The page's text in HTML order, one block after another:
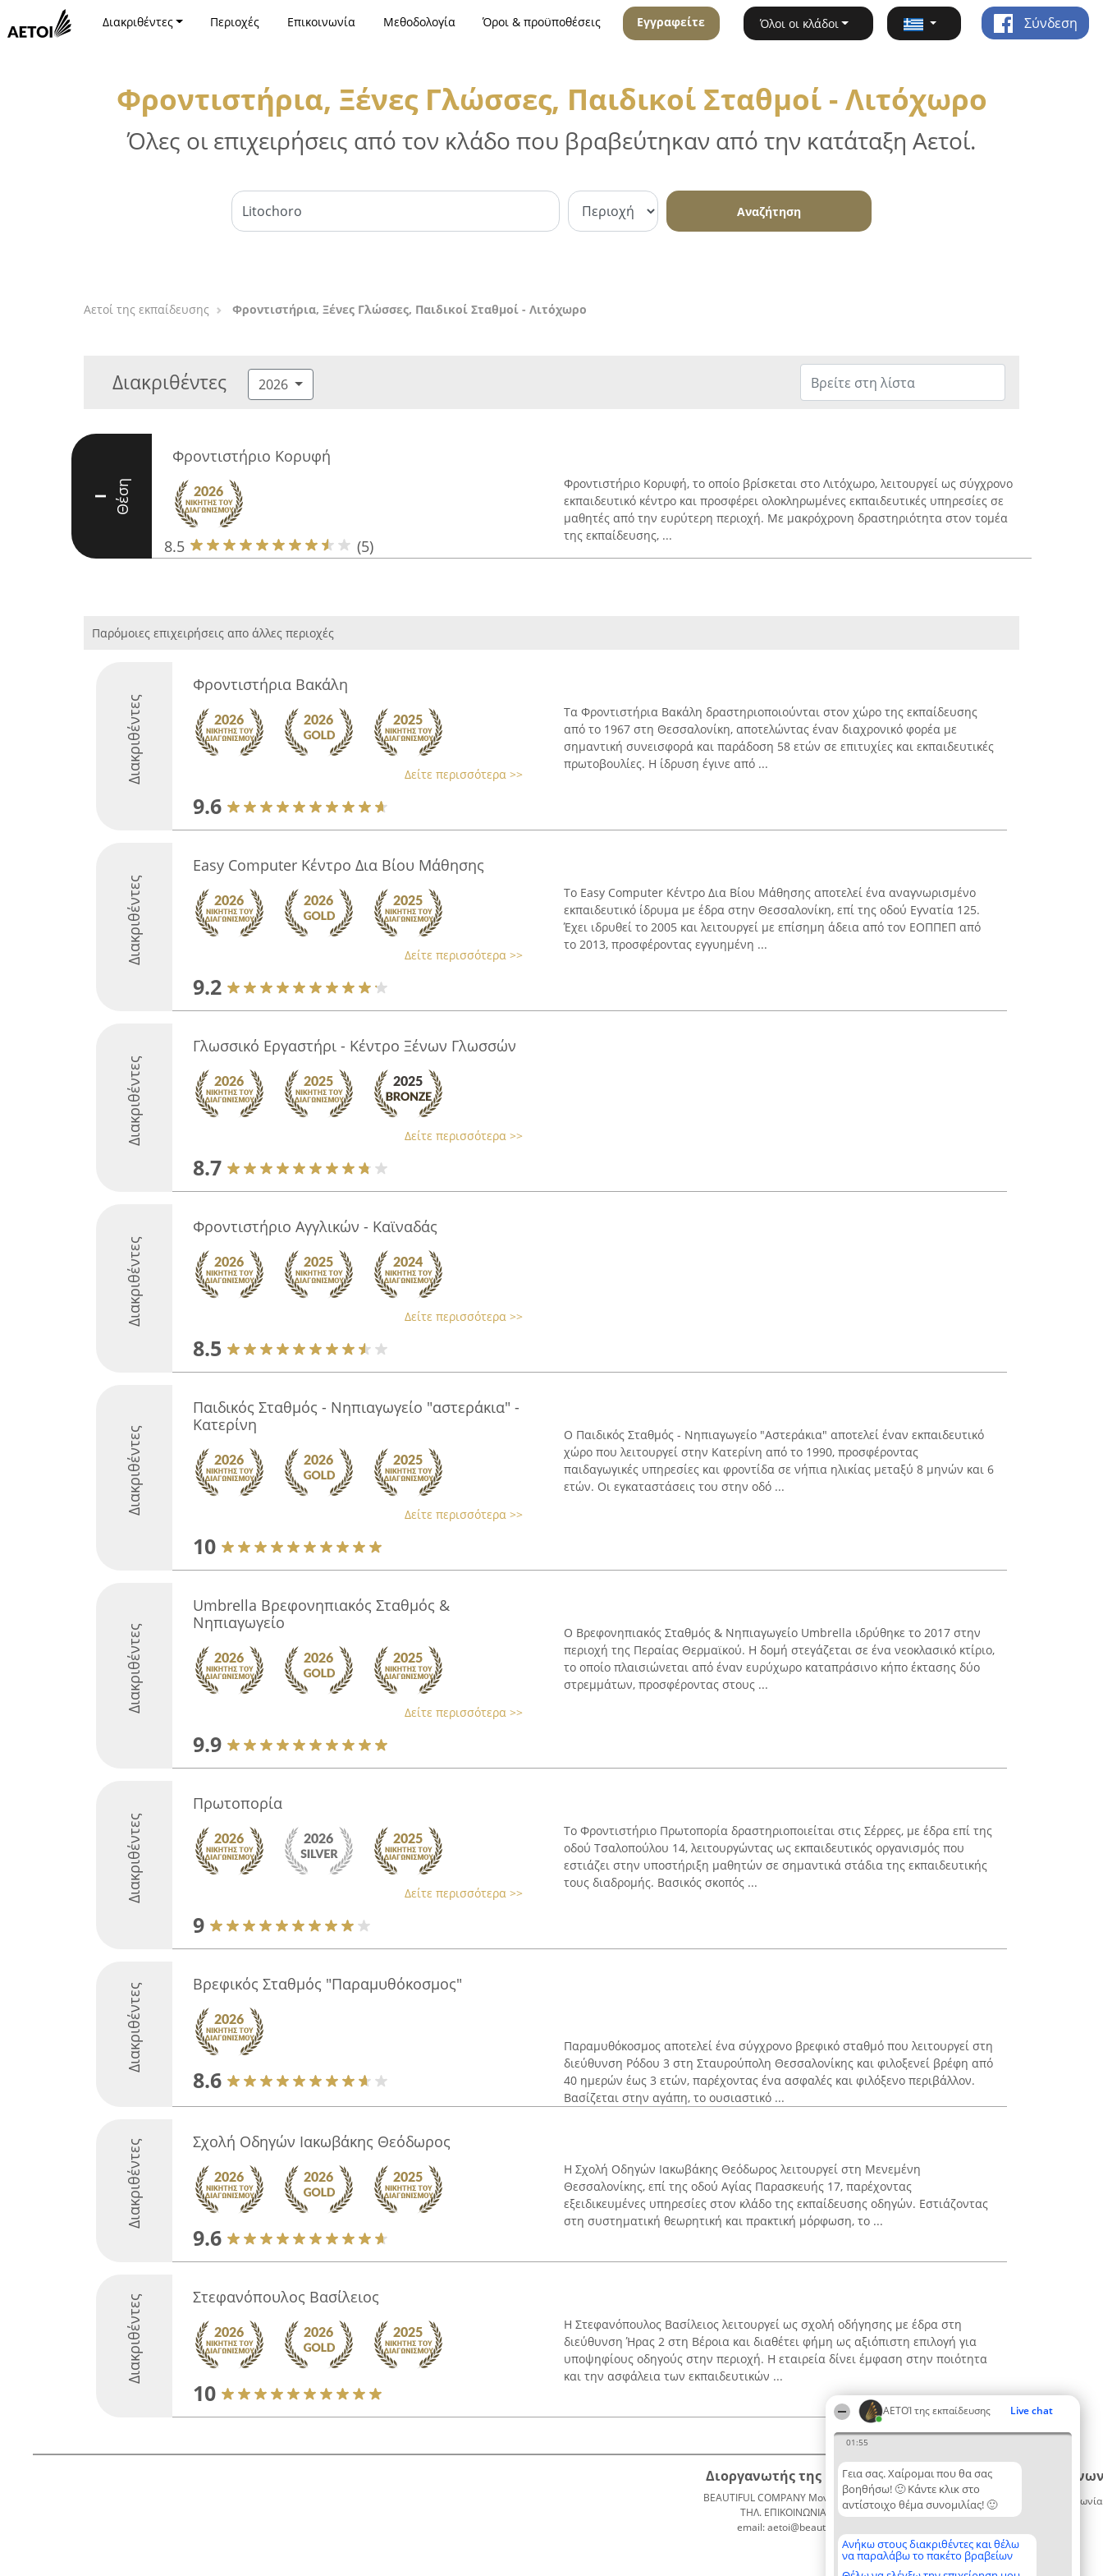
ΑΕΤΟΊ της εκπαίδευσης Live chat
01:55
Γεια σας. Χαίρομαι που θα σας
βοηθήσω! 🙂 Κάντε κλικ στο
αντίστοιχο θέμα συνομιλίας! 🙂
Ανήκω στους διακριθέντες και θέλω
να παραλάβω το πακέτο βραβείων
Διακριθέντες Περιοχές Επικοινωνία Μεθοδολογία Όροι & προϋποθέσεις Εγγραφείτε Όλοι οι κλάδοι Σύνδεση
Φροντιστήρια, Ξένες Γλώσσες, Παιδικοί Σταθμοί - Λιτόχωρο
Όλες οι επιχειρήσεις από τον κλάδο που βραβεύτηκαν από την κατάταξη Αετοί.
Αναζήτηση
Αετοί της εκπαίδευσης Φροντιστήρια, Ξένες Γλώσσες, Παιδικοί Σταθμοί - Λιτόχωρο
Διακριθέντες 2026
I Θέση
Φροντιστήριο Κορυφή
8.5 (5)
Φροντιστήριο Κορυφή, το οποίο βρίσκεται στο Λιτόχωρο, λειτουργεί ως σύγχρονο
εκπαιδευτικό κέντρο και προσφέρει ολοκληρωμένες εκπαιδευτικές υπηρεσίες σε
μαθητές από την ευρύτερη περιοχή. Με μακρόχρονη δραστηριότητα στον τομέα
της εκπαίδευσης, ...
Παρόμοιες επιχειρήσεις απο άλλες περιοχές
Διακριθέντες
Φροντιστήρια Βακάλη
Δείτε περισσότερα >>
9.6
Τα Φροντιστήρια Βακάλη δραστηριοποιούνται στον χώρο της εκπαίδευσης
από το 1967 στη Θεσσαλονίκη, αποτελώντας έναν διαχρονικό φορέα με
σημαντική συνεισφορά και παράδοση 58 ετών σε επιτυχίες και εκπαιδευτικές
πρωτοβουλίες. Η ίδρυση έγινε από ...
Διακριθέντες
Easy Computer Κέντρο Δια Βίου Μάθησης
Δείτε περισσότερα >>
9.2
Το Easy Computer Κέντρο Δια Βίου Μάθησης αποτελεί ένα αναγνωρισμένο
εκπαιδευτικό ίδρυμα με έδρα στην Θεσσαλονίκη, επί της οδού Εγνατία 125.
Έχει ιδρυθεί το 2005 και λειτουργεί με επίσημη άδεια από τον ΕΟΠΠΕΠ από
το 2013, προσφέροντας εγγυημένη ...
Διακριθέντες
Γλωσσικό Εργαστήρι - Κέντρο Ξένων Γλωσσών
Δείτε περισσότερα >>
8.7
Διακριθέντες
Φροντιστήριο Αγγλικών - Καϊναδάς
Δείτε περισσότερα >>
8.5
Διακριθέντες
Παιδικός Σταθμός - Νηπιαγωγείο "αστεράκια" -
Κατερίνη
Δείτε περισσότερα >>
10
Ο Παιδικός Σταθμός - Νηπιαγωγείο "Αστεράκια" αποτελεί έναν εκπαιδευτικό
χώρο που λειτουργεί στην Κατερίνη από το 1990, προσφέροντας
παιδαγωγικές υπηρεσίες και φροντίδα σε νήπια ηλικίας μεταξύ 8 μηνών και 6
ετών. Οι εγκαταστάσεις του στην οδό ...
Διακριθέντες
Umbrella Βρεφoνηπιακός Σταθμός &
Νηπιαγωγείο
Δείτε περισσότερα >>
9.9
Ο Βρεφονηπιακός Σταθμός & Νηπιαγωγείο Umbrella ιδρύθηκε το 2017 στην
περιοχή της Περαίας Θερμαϊκού. Η δομή στεγάζεται σε ένα νεοκλασικό κτίριο,
το οποίο πλαισιώνεται από έναν ευρύχωρο καταπράσινο κήπο έκτασης δύο
στρεμμάτων, προσφέροντας στους ...
Διακριθέντες
Πρωτοπορία
Δείτε περισσότερα >>
9
Το Φροντιστήριο Πρωτοπορία δραστηριοποιείται στις Σέρρες, με έδρα επί της
οδού Τσαλοπούλου 14, λειτουργώντας ως εκπαιδευτικός οργανισμός που
εστιάζει στην υποστήριξη μαθητών σε σημαντικά στάδια της εκπαιδευτικής
τους διαδρομής. Βασικός σκοπός ...
Διακριθέντες Βρεφικός Σταθμός "Παραμυθόκοσμος"
8.6
Παραμυθόκοσμος αποτελεί ένα σύγχρονο βρεφικό σταθμό που λειτουργεί στη
διεύθυνση Ρόδου 3 στη Σταυρούπολη Θεσσαλονίκης και φιλοξενεί βρέφη από
40 ημερών έως 3 ετών, παρέχοντας ένα ασφαλές και φιλόξενο περιβάλλον.
Βασίζεται στην αγάπη, το ουσιαστικό ...
Διακριθέντες Σχολή Οδηγών Ιακωβάκης Θεόδωρος
9.6
Η Σχολή Οδηγών Ιακωβάκης Θεόδωρος λειτουργεί στη Μενεμένη
Θεσσαλονίκης, επί της οδού Αγίας Παρασκευής 17, παρέχοντας
εξειδικευμένες υπηρεσίες στον κλάδο της εκπαίδευσης οδηγών. Εστιάζοντας
στη συστηματική θεωρητική και πρακτική μόρφωση, το ...
Διακριθέντες Στεφανόπουλος Βασίλειος
10
Η Στεφανόπουλος Βασίλειος λειτουργεί ως σχολή οδήγησης με έδρα στη
διεύθυνση Ήρας 2 στη Βέροια και διαθέτει φήμη ως αξιόπιστη επιλογή για
υποψηφίους οδηγούς στην περιοχή. Η εταιρεία δίνει έμφαση στην ποιότητα
και την ασφάλεια των εκπαιδευτικών ...
Διοργανωτής της κατάταξης
BEAUTIFUL COMPANY Μονοπρόσωπη ΙΚΕ
ΤΗΛ. ΕΠΙΚΟΙΝΩΝΙΑΣ: 2104128019
email: aetoi@beautifulcompany.co
Κατάταξη
Διακριθέντες
Λίστα
διακριθέντων
Μεθοδολογία
Όροι &
Επικοινωνία